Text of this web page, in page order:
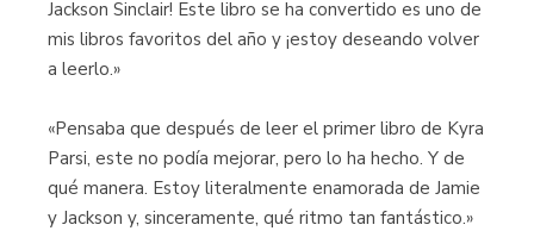
Jackson Sinclair! Este libro se ha convertido es uno de
mis libros favoritos del año y ¡estoy deseando volver
a leerlo.»
«Pensaba que después de leer el primer libro de Kyra
Parsi, este no podía mejorar, pero lo ha hecho. Y de
qué manera. Estoy literalmente enamorada de Jamie
y Jackson y, sinceramente, qué ritmo tan fantástico.»